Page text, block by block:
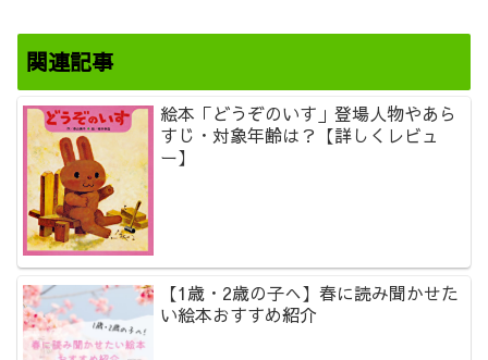
関連記事
絵本「どうぞのいす」登場人物やあら
すじ・対象年齢は？【詳しくレビュ
ー】
【1歳・2歳の子へ】春に読み聞かせた
い絵本おすすめ紹介